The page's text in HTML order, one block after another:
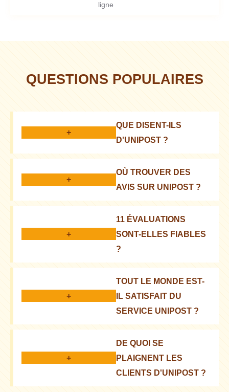
ligne
QUESTIONS POPULAIRES
+
QUE DISENT-ILS
D'UNIPOST ?
Les clients partagent des expériences différentes,
les évaluations varient. Nous vous recommandons
+
OÙ TROUVER DES
AVIS SUR UNIPOST ?
Ils sont généralement publiés sur des plateformes
spécialisées et sur les réseaux sociaux.
+
11 ÉVALUATIONS
SONT-ELLES FIABLES
?
Un petit nombre d'évaluations, à prendre en compte
lors de l'analyse de la situation générale.
+
TOUT LE MONDE EST-
IL SATISFAIT DU
SERVICE UNIPOST ?
Non, il existe des commentaires positifs et négatifs
+
DE QUOI SE
PLAIGNENT LES
CLIENTS D'UNIPOST ?